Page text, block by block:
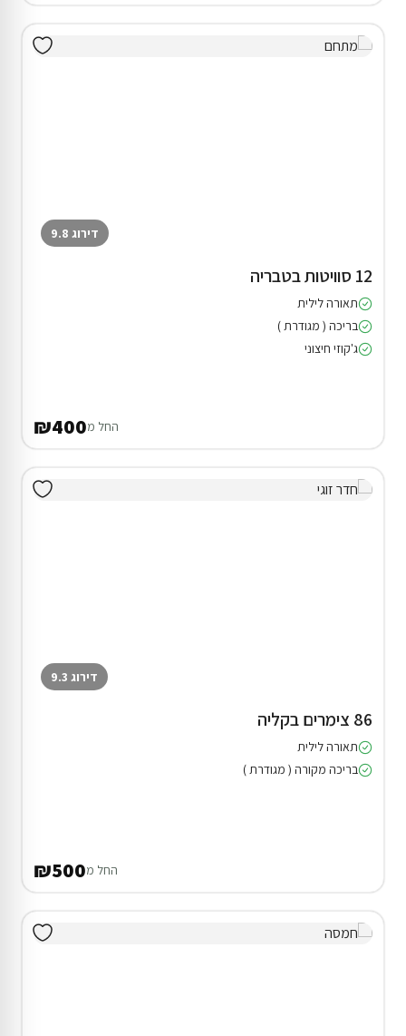
דירוג 9.8
12 סוויטות בטבריה
תאורה לילית
בריכה ( מגודרת )
ג'קוזי חיצוני
החל מ₪400
דירוג 9.3
86 צימרים בקליה
תאורה לילית
בריכה מקורה ( מגודרת )
החל מ₪500